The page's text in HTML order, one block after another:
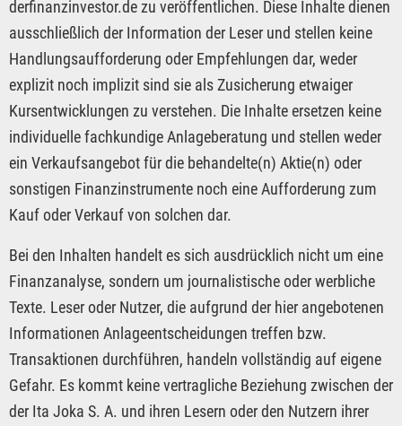
derfinanzinvestor.de zu veröffentlichen. Diese Inhalte dienen
ausschließlich der Information der Leser und stellen keine
Handlungsaufforderung oder Empfehlungen dar, weder
explizit noch implizit sind sie als Zusicherung etwaiger
Kursentwicklungen zu verstehen. Die Inhalte ersetzen keine
individuelle fachkundige Anlageberatung und stellen weder
ein Verkaufsangebot für die behandelte(n) Aktie(n) oder
sonstigen Finanzinstrumente noch eine Aufforderung zum
Kauf oder Verkauf von solchen dar.
Bei den Inhalten handelt es sich ausdrücklich nicht um eine
Finanzanalyse, sondern um journalistische oder werbliche
Texte. Leser oder Nutzer, die aufgrund der hier angebotenen
Informationen Anlageentscheidungen treffen bzw.
Transaktionen durchführen, handeln vollständig auf eigene
Gefahr. Es kommt keine vertragliche Beziehung zwischen der
der Ita Joka S. A. und ihren Lesern oder den Nutzern ihrer